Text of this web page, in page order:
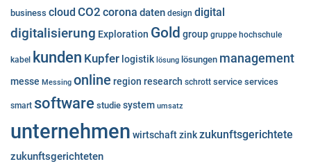
i
e
business cloud CO2 corona daten design digital
digitalisierung Exploration Gold group gruppe hochschule
kabel kunden Kupfer logistik lösung lösungen management
messe Messing online region research schrott service services
smart software studie system umsatz
unternehmen wirtschaftzinkzukunftsgerichtete
zukunftsgerichteten